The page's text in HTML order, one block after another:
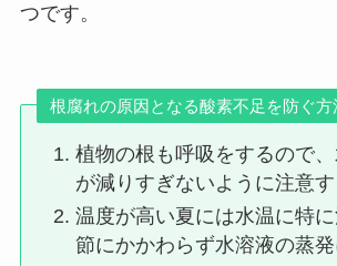
つです。
根腐れの原因となる酸素不足を防ぐ方
植物の根も呼吸をするので
が減りすぎないように注意す
温度が高い夏には水温に特
節にかかわらず水溶液の蒸